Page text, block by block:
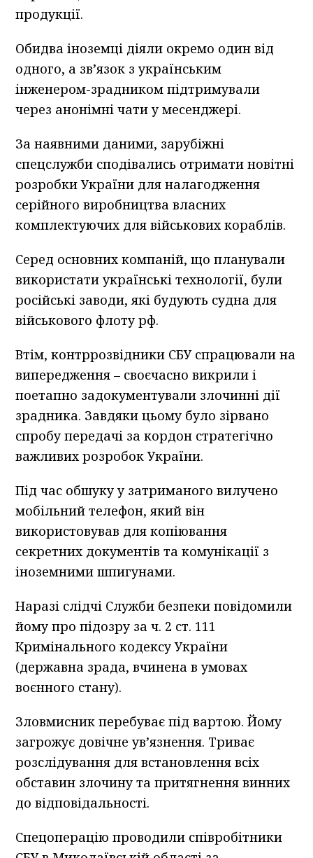
продукції.
Обидва іноземці діяли окремо один від
одного, а зв’язок з українським
інженером-зрадником підтримували
через анонімні чати у месенджері.
За наявними даними, зарубіжні
спецслужби сподівались отримати новітні
розробки України для налагодження
серійного виробництва власних
комплектуючих для військових кораблів.
Серед основних компаній, що планували
використати українські технології, були
російські заводи, які будують судна для
військового флоту рф.
Втім, контррозвідники СБУ спрацювали на
випередження – своєчасно викрили і
поетапно задокументували злочинні дії
зрадника. Завдяки цьому було зірвано
спробу передачі за кордон стратегічно
важливих розробок України.
Під час обшуку у затриманого вилучено
мобільний телефон, який він
використовував для копіювання
секретних документів та комунікації з
іноземними шпигунами.
Наразі слідчі Служби безпеки повідомили
йому про підозру за ч. 2 ст. 111
Кримінального кодексу України
(державна зрада, вчинена в умовах
воєнного стану).
Зловмисник перебуває під вартою. Йому
загрожує довічне ув’язнення. Триває
розслідування для встановлення всіх
обставин злочину та притягнення винних
до відповідальності.
Спецоперацію проводили співробітники